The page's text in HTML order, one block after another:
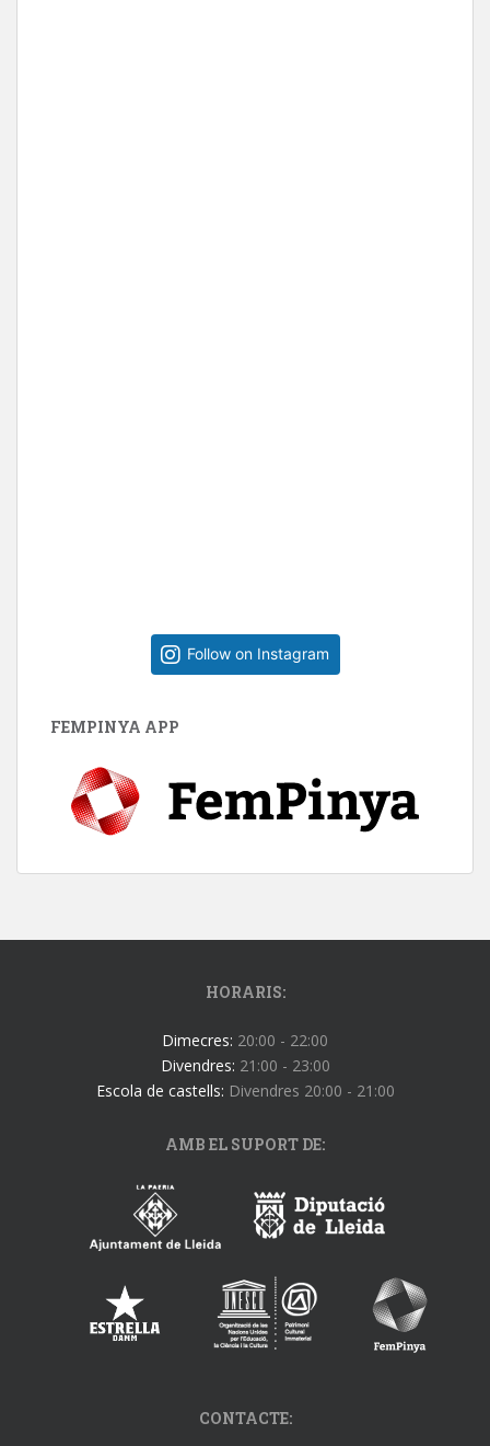
Follow on Instagram
FEMPINYA APP
HORARIS:
Dimecres: 20:00 - 22:00
Divendres: 21:00 - 23:00
Escola de castells: Divendres 20:00 - 21:00
AMB EL SUPORT DE:
CONTACTE: